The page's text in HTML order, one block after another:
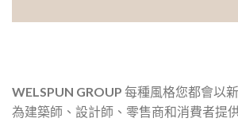
WELSPUN GROUP 每種風格您都會以
為建築師、設計師、零售商和消費者提